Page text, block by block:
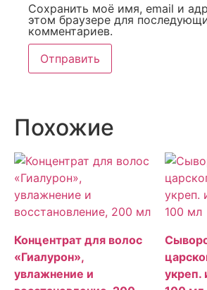
Сохранить моё имя, email и
этом браузере для
комментариев.
Похожие
Концентрат для волос
«Гиалурон»,
увлажнение и
укреп.